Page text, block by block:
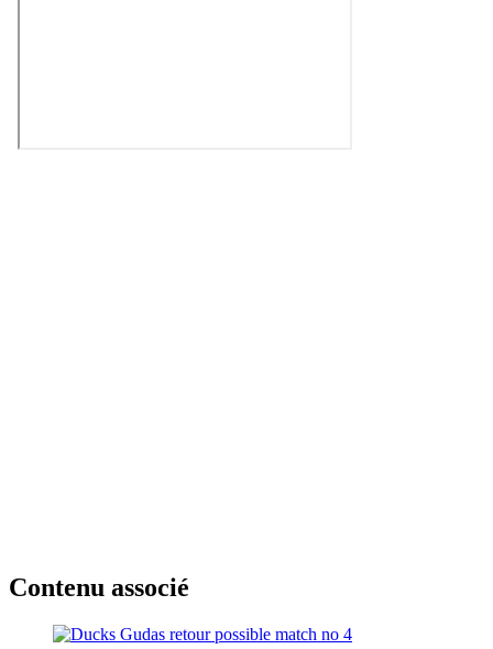
Contenu associé